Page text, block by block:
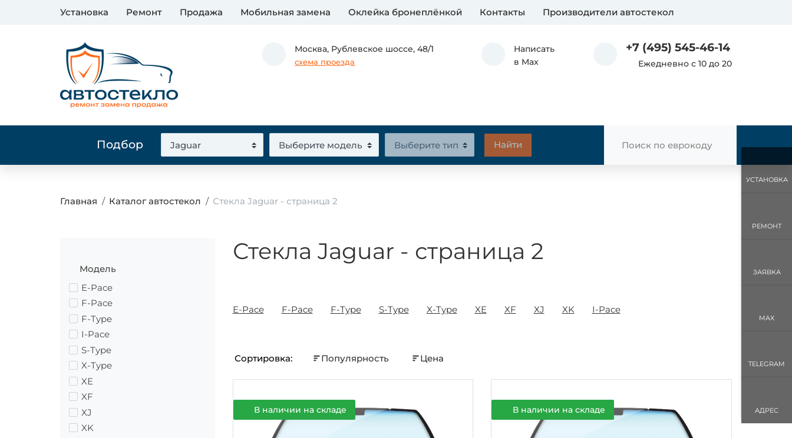
Установка Ремонт Продажа Мобильная замена Оклейка бронеплёнкой Контакты Производители автостекол
Москва, Рублевское шоссе, 48/1
схема проезда
Написать
в Max
+7 (495) 545-46-14
Ежедневно с 10 до 20
Подбор
Главная Каталог автостекол Стекла Jaguar - страница 2
Модель
E-Pace
F-Pace
F-Type
I-Pace
S-Type
X-Type
XE
XF
XJ
XK
Стекла Jaguar - страница 2
E-Pace F-Pace F-Type S-Type X-Type XE XF XJ XK I-Pace
Сортировка: Популярность Цена
В наличии на складе В наличии на складе
УСТАНОВКА
РЕМОНТ
ЗАЯВКА
MAX
TELEGRAM
АДРЕС